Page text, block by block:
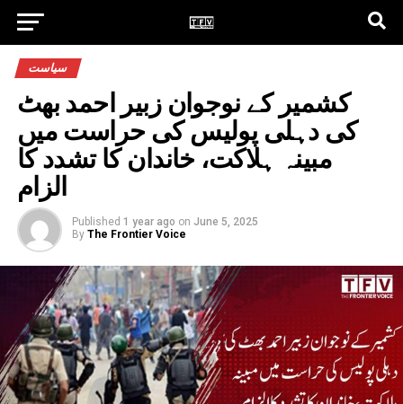
سیاست
کشمیر کے نوجوان زبیر احمد بھٹ
کی دہلی پولیس کی حراست میں
مبینہ ہلاکت، خاندان کا تشدد کا
الزام
Published 1 year ago on June 5, 2025
By The Frontier Voice